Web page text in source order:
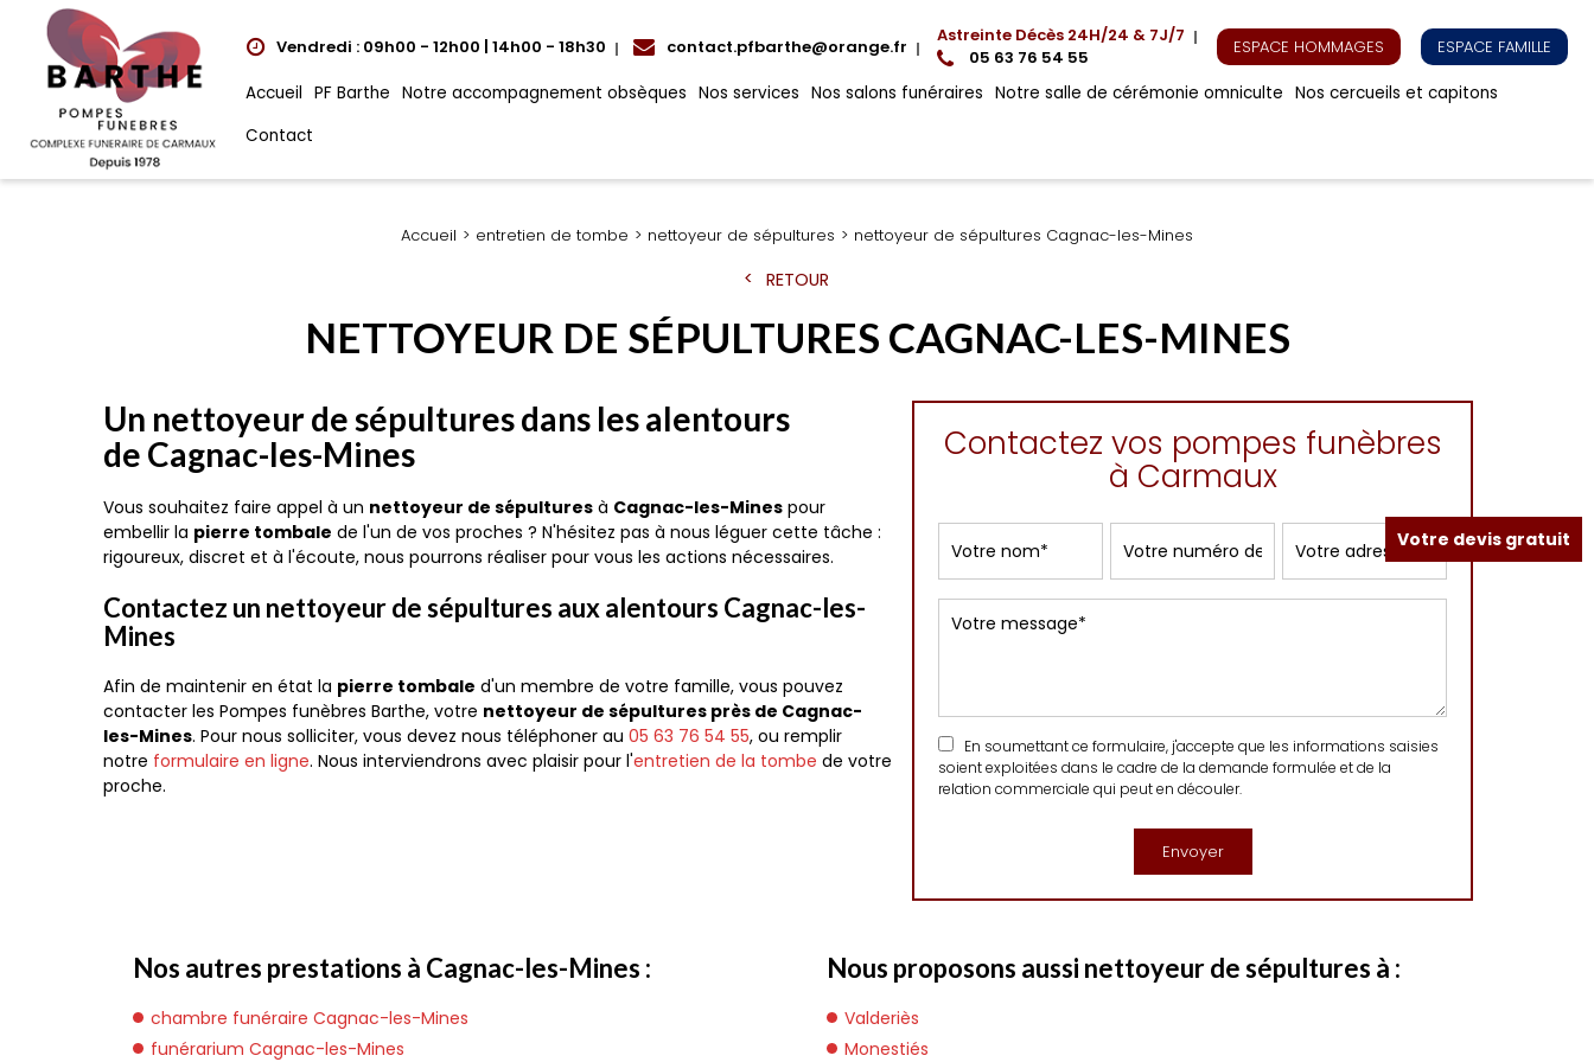
Vendredi : 09h00 - 12h00 | 14h00 - 18h30 contact.pfbarthe@orange.fr Astreinte Décès 24H/24 & 7J/7
05 63 76 54 55
ESPACE HOMMAGES ESPACE FAMILLE
Accueil PF Barthe Notre accompagnement obsèques Nos services Nos salons funéraires Notre salle de cérémonie omniculte Nos cercueils et capitons
Contact
Accueil entretien de tombe nettoyeur de sépultures nettoyeur de sépultures Cagnac-les-Mines
RETOUR
NETTOYEUR DE SÉPULTURES CAGNAC-LES-MINES
Un nettoyeur de sépultures dans les alentours
de Cagnac-les-Mines
Vous souhaitez faire appel à un nettoyeur de sépultures à Cagnac-les-Mines pour
embellir la pierre tombale de l'un de vos proches ? N'hésitez pas à nous léguer cette tâche :
rigoureux, discret et à l'écoute, nous pourrons réaliser pour vous les actions nécessaires.
Contactez un nettoyeur de sépultures aux alentours Cagnac-les-
Mines
Afin de maintenir en état la pierre tombale d'un membre de votre famille, vous pouvez
contacter les Pompes funèbres Barthe, votre nettoyeur de sépultures près de Cagnac-
les-Mines. Pour nous solliciter, vous devez nous téléphoner au 05 63 76 54 55, ou remplir
notre formulaire en ligne. Nous interviendrons avec plaisir pour l'entretien de la tombe de votre
proche.
Contactez vos pompes funèbres
à Carmaux
En soumettant ce formulaire, j'accepte que les informations saisies
soient exploitées dans le cadre de la demande formulée et de la
relation commerciale qui peut en découler.
Nos autres prestations à Cagnac-les-Mines :
chambre funéraire Cagnac-les-Mines
funérarium Cagnac-les-Mines
Nous proposons aussi nettoyeur de sépultures à :
Valderiès
Monestiés
Votre devis gratuit